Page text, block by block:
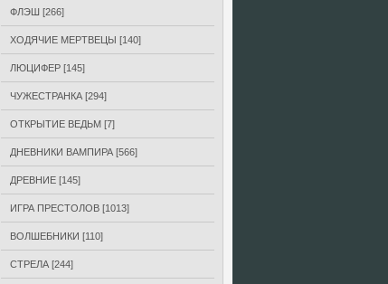
ФЛЭШ [266]
ХОДЯЧИЕ МЕРТВЕЦЫ [140]
ЛЮЦИФЕР [145]
ЧУЖЕСТРАНКА [294]
ОТКРЫТИЕ ВЕДЬМ [7]
ДНЕВНИКИ ВАМПИРА [566]
ДРЕВНИЕ [145]
ИГРА ПРЕСТОЛОВ [1013]
ВОЛШЕБНИКИ [110]
СТРЕЛА [244]